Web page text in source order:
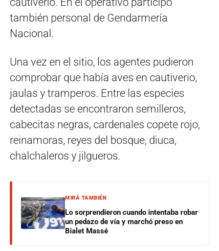
también personal de Gendarmería
Nacional.
Una vez en el sitio, los agentes pudieron
comprobar que había aves en cautiverio,
jaulas y tramperos. Entre las especies
detectadas se encontraron semilleros,
cabecitas negras, cardenales copete rojo,
reinamoras, reyes del bosque, diuca,
chalchaleros y jilgueros.
MIRÁ TAMBIÉN
Lo sorprendieron cuando intentaba robar
un pedazo de vía y marchó preso en
Bialet Massé